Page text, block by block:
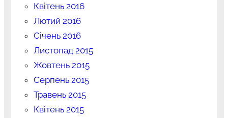
Квітень 2016
Лютий 2016
Січень 2016
Листопад 2015
Жовтень 2015
Серпень 2015
Травень 2015
Квітень 2015